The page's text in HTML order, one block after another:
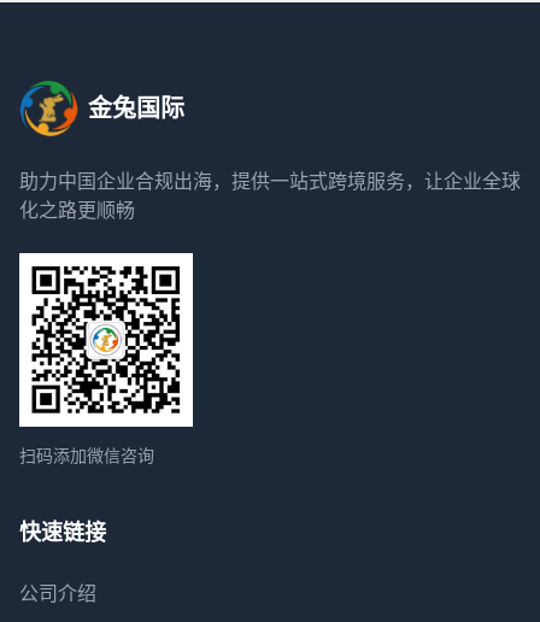
金兔国际
助力中国企业合规出海，提供一站式跨境服务，让企业全球
化之路更顺畅
扫码添加微信咨询
快速链接
公司介绍